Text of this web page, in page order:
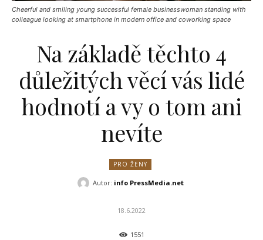
Cheerful and smiling young successful female businesswoman standing with
colleague looking at smartphone in modern office and coworking space
Na základě těchto 4
důležitých věcí vás lidé
hodnotí a vy o tom ani
nevíte
PRO ŽENY
Autor: info PressMedia.net
18.6.2022
1551